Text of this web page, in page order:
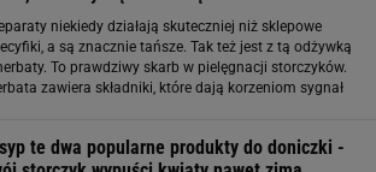
niekiedy działają skuteczniej niż sklepowe
a są znacznie tańsze. Tak też jest z tą odżywką
To prawdziwy skarb w pielęgnacji storczyków.
zawiera składniki, które dają korzeniom sygnał
te dwa popularne produkty do doniczki -